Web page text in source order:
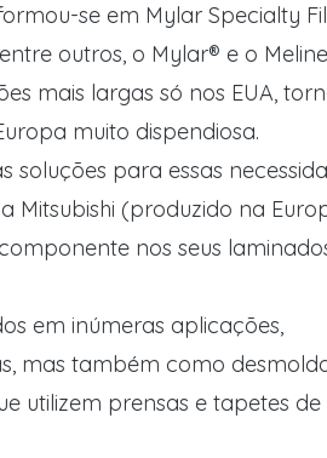
se em Mylar Specialty
outros, o Mylar® e o
mais largas só nos EUA,
muito dispendiosa.
soluções para essas
Mitsubishi (produzido na
nos seus
em inúmeras aplicações,
mas também como
utilizem prensas e tapetes de